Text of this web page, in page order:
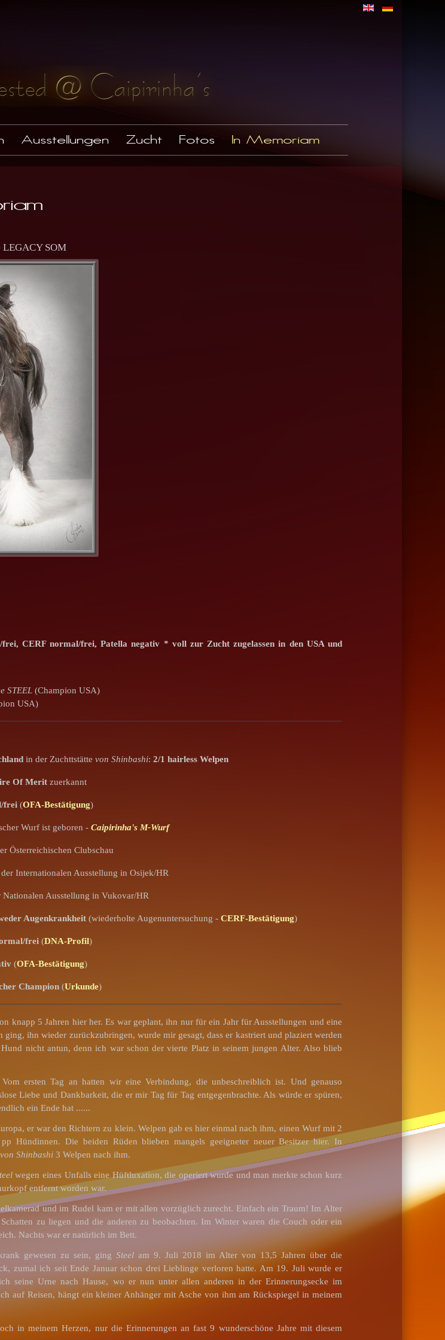
Ausstellungen Zucht Fotos In Memoriam
SOM
frei, CERF normal/frei,Patella negativ * voll zur Zucht zugelassen in den USA und
STEEL (Champion USA)
USA)
in der Zuchttstätte von Shinbashi: 2/1 hairless Welpen
Of Merit zuerkannt
frei (OFA-Bestätigung)
Wurf ist geboren - Caipirinha's M-Wurf
Österreichischen Clubschau
Internationalen Ausstellung in Osijek/HR
Nationalen Ausstellung in Vukovar/HR
Augenkrankheit (wiederholte Augenuntersuchung - CERF-Bestätigung)
frei (DNA-Profil)
(OFA-Bestätigung)
Champion (Urkunde)
knapp 5 Jahren hier her. Es war geplant, ihn nur für ein Jahr für Ausstellungen und eine
ging, ihn wieder zurückzubringen, wurde mir gesagt, dass er kastriert und plaziert werden
nicht antun, denn ich war schon der vierte Platz in seinem jungen Alter. Also blieb
ersten Tag an hatten wir eine Verbindung, die unbeschreiblich ist. Und genauso
Liebe und Dankbarkeit, die er mir Tag für Tag entgegenbrachte. Als würde er spüren,
ein Ende hat ......
er war den Richtern zu klein. Welpen gab es hier einmal nach ihm, einen Wurf mit 2
Hündinnen. Die beiden Rüden blieben mangels geeigneter neuer Besitzer hier. In
von Shinbashi 3 Welpen nach ihm.
wegen eines Unfalls eine Hüftluxation, die operiert wurde und man merkte schon kurz
entfernt worden war.
und im Rudel kam er mit allen vorzüglich zurecht. Einfach ein Traum! Im Alter
zu liegen und die anderen zu beobachten. Im Winter waren die Couch oder ein
Nachts war er natürlich im Bett.
gewesen zu sein, ging Steel am 9. Juli 2018 im Alter von 13,5 Jahren über die
zumal ich seit Ende Januar schon drei Lieblinge verloren hatte. Am 19. Juli wurde er
seine Urne nach Hause, wo er nun unter allen anderen in der Erinnerungsecke im
auf Reisen, hängt ein kleiner Anhänger mit Asche von ihm am Rückspiegel in meinem
in meinem Herzen, nur die Erinnerungen an fast 9 wunderschöne Jahre mit diesem